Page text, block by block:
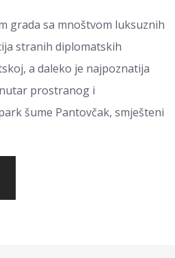
grada sa mnoštvom luksuznih
stranih diplomatskih
a daleko je najpoznatija
prostranog i
šume Pantovčak, smješteni